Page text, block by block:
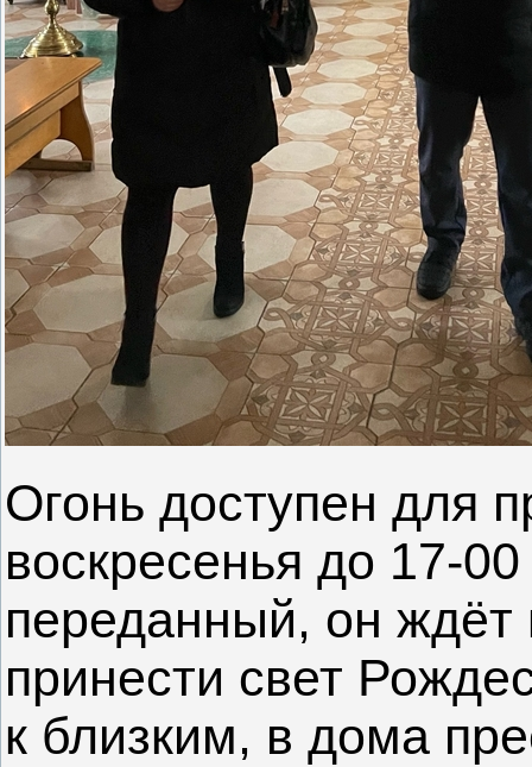
Огонь доступен для
воскресенья до 17-
переданный, он ждёт
принести свет
к близким, в дома